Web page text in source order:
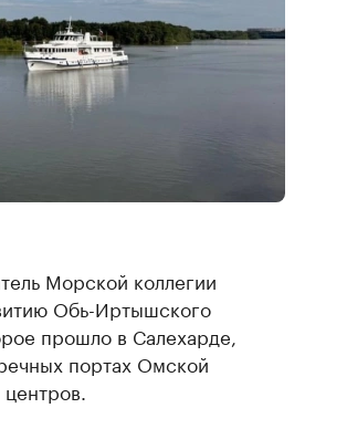
Морской коллегии
Обь-Иртышского
прошло в Салехарде,
портах Омской